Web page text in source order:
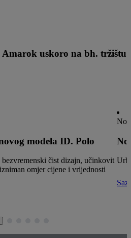
Amarok uskoro na bh. tržištu
modela ID. Polo
čist dizajn, učinkovit
omjer cijene i vrijednosti